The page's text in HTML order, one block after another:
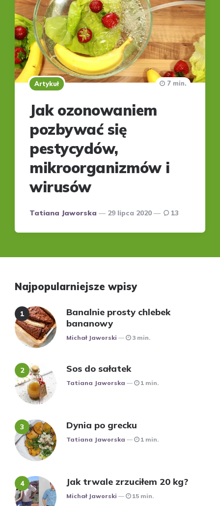
Artykuł
Jak ozonowaniem
pozbywać się
pestycydów,
mikroorganizmów i
wirusów
Posted
Tatiana Jaworska 29 lipca 2020
7 min.
13
Najpopularniejsze wpisy
Banalnie prosty chlebek
bananowy
Posted
Michał Jaworski 3 min.
Sos do sałatek
Posted
Tatiana Jaworska 1 min.
Dynia po grecku
Posted
Tatiana Jaworska 1 min.
Jak trwale zrzuciłem 20 kg?
Posted
Michał Jaworski 15 min.